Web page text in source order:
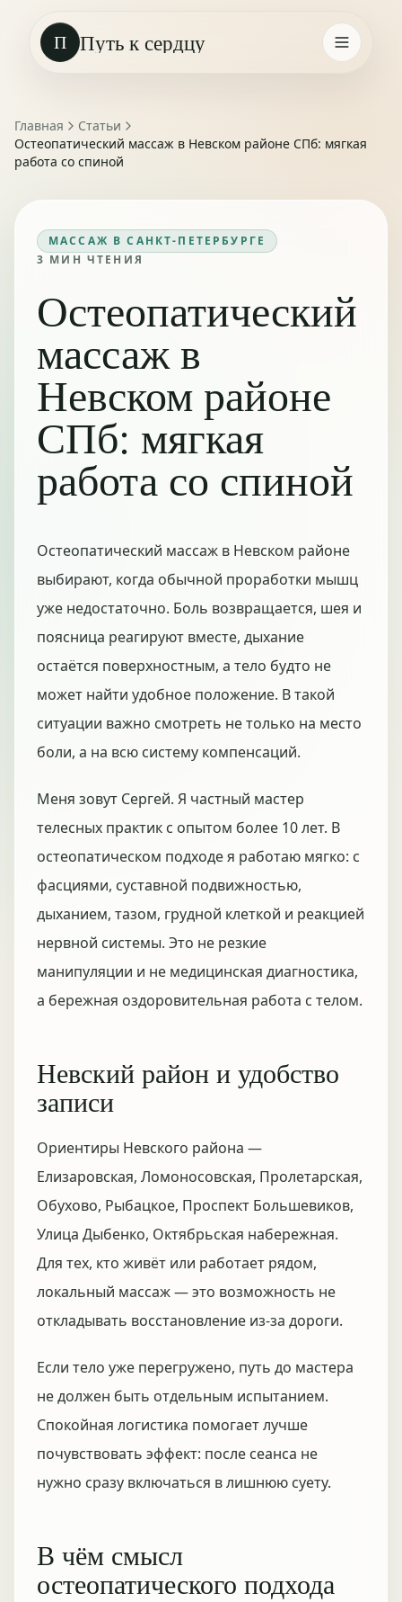
П Путь к сердцу
Главная
Статьи
Остеопатический массаж в Невском районе СПб: мягкая
работа со спиной
МАССАЖ В САНКТ-ПЕТЕРБУРГЕ
3 МИН ЧТЕНИЯ
Остеопатический
массаж в
Невском районе
СПб: мягкая
работа со спиной
Остеопатический массаж в Невском районе
выбирают, когда обычной проработки мышц
уже недостаточно. Боль возвращается, шея и
поясница реагируют вместе, дыхание
остаётся поверхностным, а тело будто не
может найти удобное положение. В такой
ситуации важно смотреть не только на место
боли, а на всю систему компенсаций.
Меня зовут Сергей. Я частный мастер
телесных практик с опытом более 10 лет. В
остеопатическом подходе я работаю мягко: с
фасциями, суставной подвижностью,
дыханием, тазом, грудной клеткой и реакцией
нервной системы. Это не резкие
манипуляции и не медицинская диагностика,
а бережная оздоровительная работа с телом.
Невский район и удобство
записи
Ориентиры Невского района —
Елизаровская, Ломоносовская, Пролетарская,
Обухово, Рыбацкое, Проспект Большевиков,
Улица Дыбенко, Октябрьская набережная.
Для тех, кто живёт или работает рядом,
локальный массаж — это возможность не
откладывать восстановление из-за дороги.
Если тело уже перегружено, путь до мастера
не должен быть отдельным испытанием.
Спокойная логистика помогает лучше
почувствовать эффект: после сеанса не
нужно сразу включаться в лишнюю суету.
В чём смысл
остеопатического подхода